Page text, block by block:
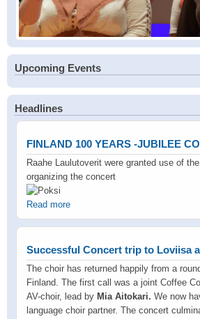
Upcoming Events
Headlines
FINLAND 100 YEARS -JUBILEE
Raahe Laulutoverit were granted use of
organizing the concert
Read more
Successful Concert trip to Loviisa
The choir has returned happily from a
Finland. The first call was a joint Coffee
AV-choir, lead by Mia Aitokari. We now
language choir partner. The concert